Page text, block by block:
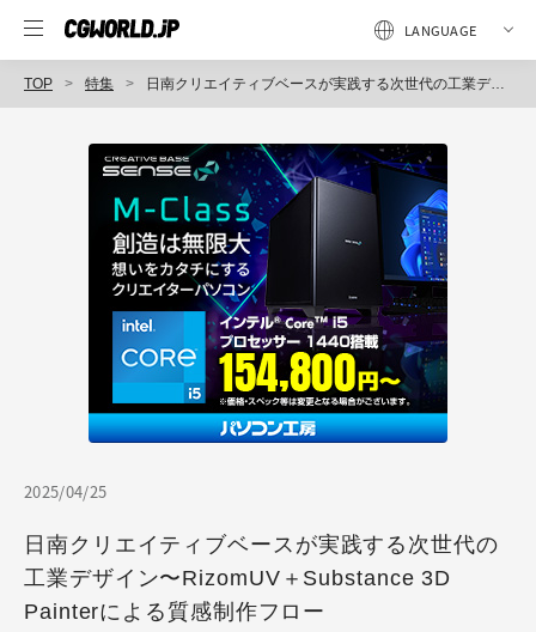
TOP 特集 日南クリエイティブベースが実践する次世代の工業デザイン〜RizomUV＋Substance 3D Painterによる質感制作フロー
2025/04/25
日南クリエイティブベースが実践する次世代の
工業デザイン〜RizomUV＋Substance 3D
Painterによる質感制作フロー